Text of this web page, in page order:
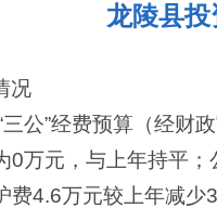
龙陵县
况
三公”经费预算（经财
0万元，与上年持平
费4.6万元较上年减